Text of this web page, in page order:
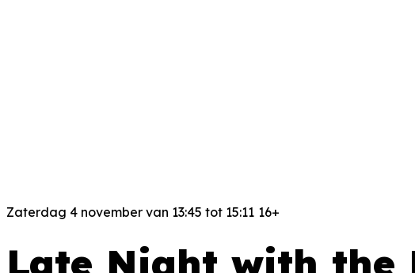
Zaterdag 4 november van 13:45 tot 15:11 16+
Late Night with the